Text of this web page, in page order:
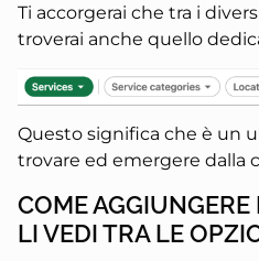
Ti accorgerai che tra i
troverai anche quello
Questo significa che è un
trovare ed emergere dalla
COME
LI VEDI TRA LE